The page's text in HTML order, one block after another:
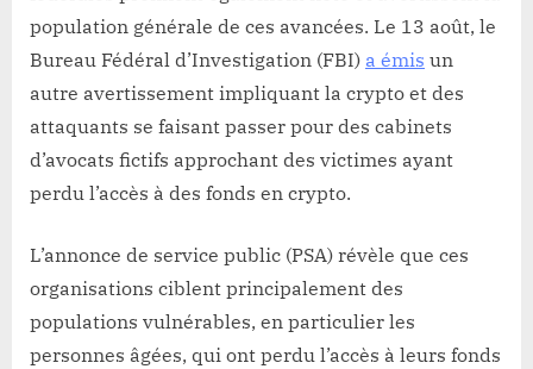
population générale de ces avancées. Le 13 août, le
Bureau Fédéral d’Investigation (FBI) a émis un
autre avertissement impliquant la crypto et des
attaquants se faisant passer pour des cabinets
d’avocats fictifs approchant des victimes ayant
perdu l’accès à des fonds en crypto.
L’annonce de service public (PSA) révèle que ces
organisations ciblent principalement des
populations vulnérables, en particulier les
personnes âgées, qui ont perdu l’accès à leurs fonds